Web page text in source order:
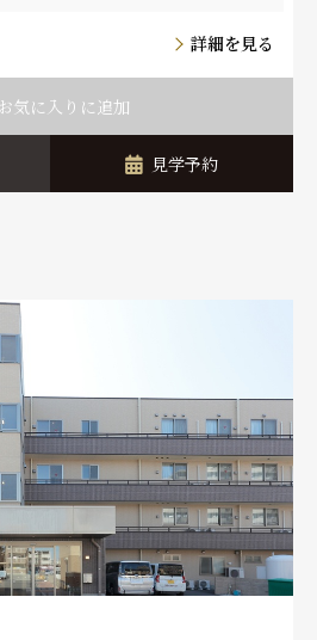
詳細を見る
気に入りに追加
見学予約